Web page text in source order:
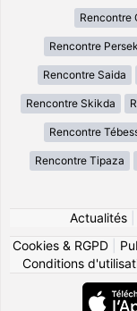
Rencontre
Rencontre
Rencontre Saida
Rencontre Skikda
Rencontre
Rencontre Tipaza
Actualités|
Cookies & RGPD
Conditions